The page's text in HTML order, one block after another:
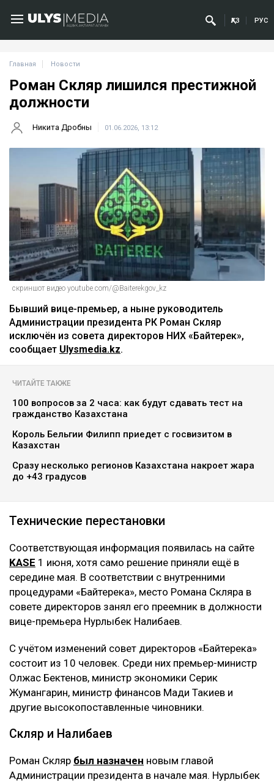
ҚАЗ РУС
Главная Новости
Роман Скляр лишился престижной
должности
Никита Дробны 01.06.2026, 13:12
скриншот видео youtube.com/@Baiterekgov_kz
Бывший вице-премьер, а ныне руководитель
Администрации президента РК Роман Скляр
исключён из совета директоров НИХ «Байтерек»,
сообщает Ulysmedia.kz.
ЧИТАЙТЕ ТАКЖЕ
100 вопросов за 2 часа: как будут сдавать тест на
гражданство Казахстана
Король Бельгии Филипп приедет с госвизитом в
Казахстан
Сразу несколько регионов Казахстана накроет жара
до +43 градусов
Технические перестановки
Соответствующая информация появилась на сайте
KASE 1 июня, хотя само решение приняли ещё в
середине мая. В соответствии с внутренними
процедурами «Байтерека», место Романа Скляра в
совете директоров занял его преемник в должности
вице-премьера Нурлыбек Налибаев.
С учётом изменений совет директоров «Байтерека»
состоит из 10 человек. Среди них премьер-министр
Олжас Бектенов, министр экономики Серик
Жумангарин, министр финансов Мади Такиев и
другие высокопоставленные чиновники.
Скляр и Налибаев
Роман Скляр был назначен новым главой
Администрации президента в начале мая. Нурлыбек